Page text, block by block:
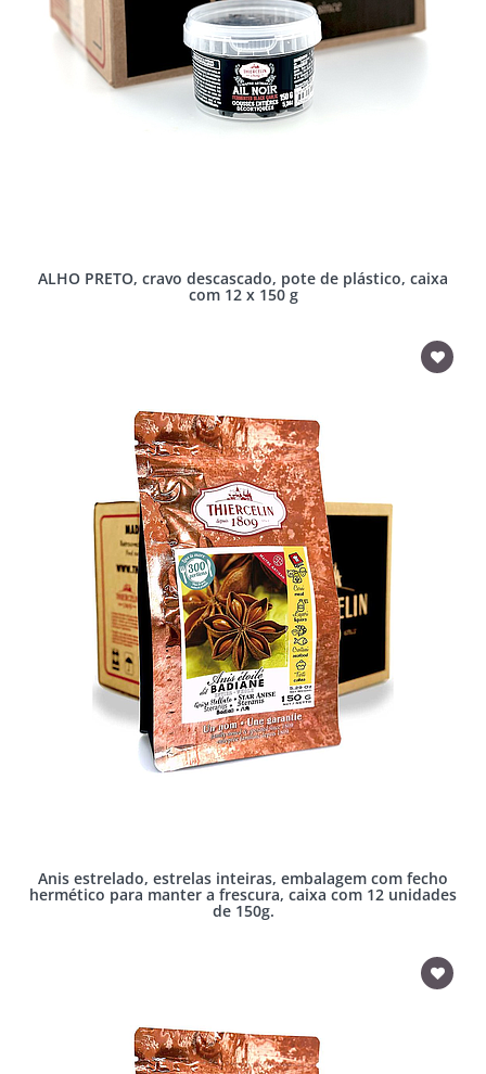
ALHO PRETO, cravo descascado, pote de plástico, caixa
com 12 x 150 g
Anis estrelado, estrelas inteiras, embalagem com fecho
hermético para manter a frescura, caixa com 12 unidades
de 150g.